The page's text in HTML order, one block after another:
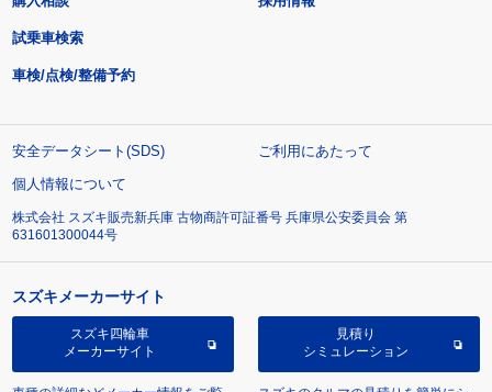
試乗車検索
車検/点検/整備予約
安全データシート(SDS)
ご利用にあたって
個人情報について
株式会社 スズキ販売新兵庫 古物商許可証番号 兵庫県公安委員会 第
631601300044号
スズキメーカーサイト
スズキ四輪車
メーカーサイト
見積り
シミュレーション